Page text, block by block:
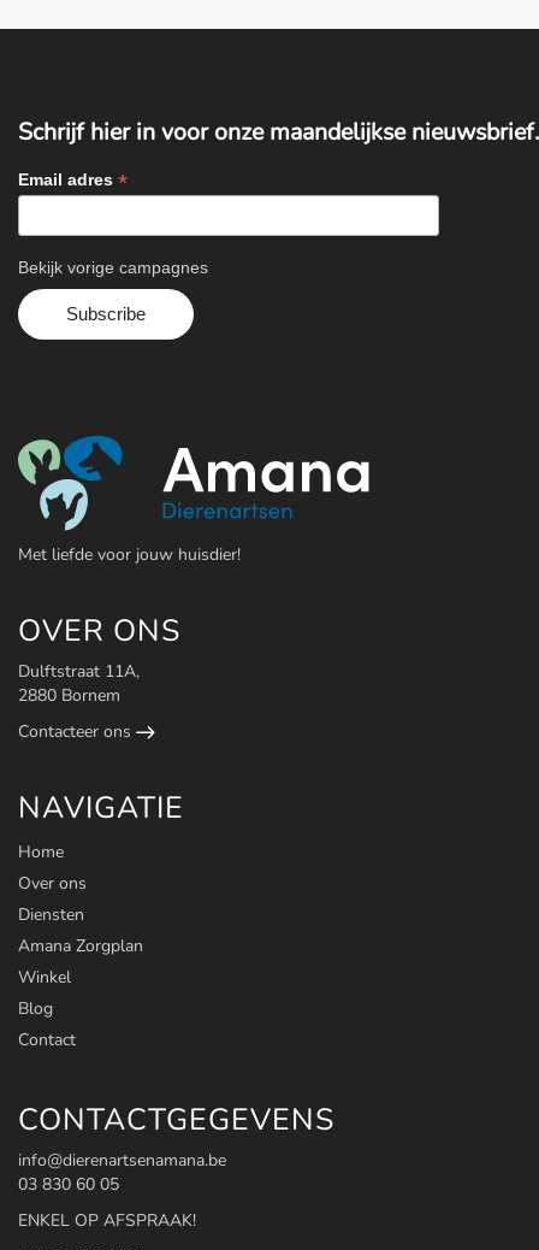
Schrijf hier in voor onze maandelijkse nieuwsbrief.
Email adres *
Bekijk vorige campagnes
Met liefde voor jouw huisdier!
OVER ONS
Dulftstraat 11A,
2880 Bornem
Contacteer ons
NAVIGATIE
Home
Over ons
Diensten
Amana Zorgplan
Winkel
Blog
Contact
CONTACTGEGEVENS
info@dierenartsenamana.be
03 830 60 05
ENKEL OP AFSPRAAK!